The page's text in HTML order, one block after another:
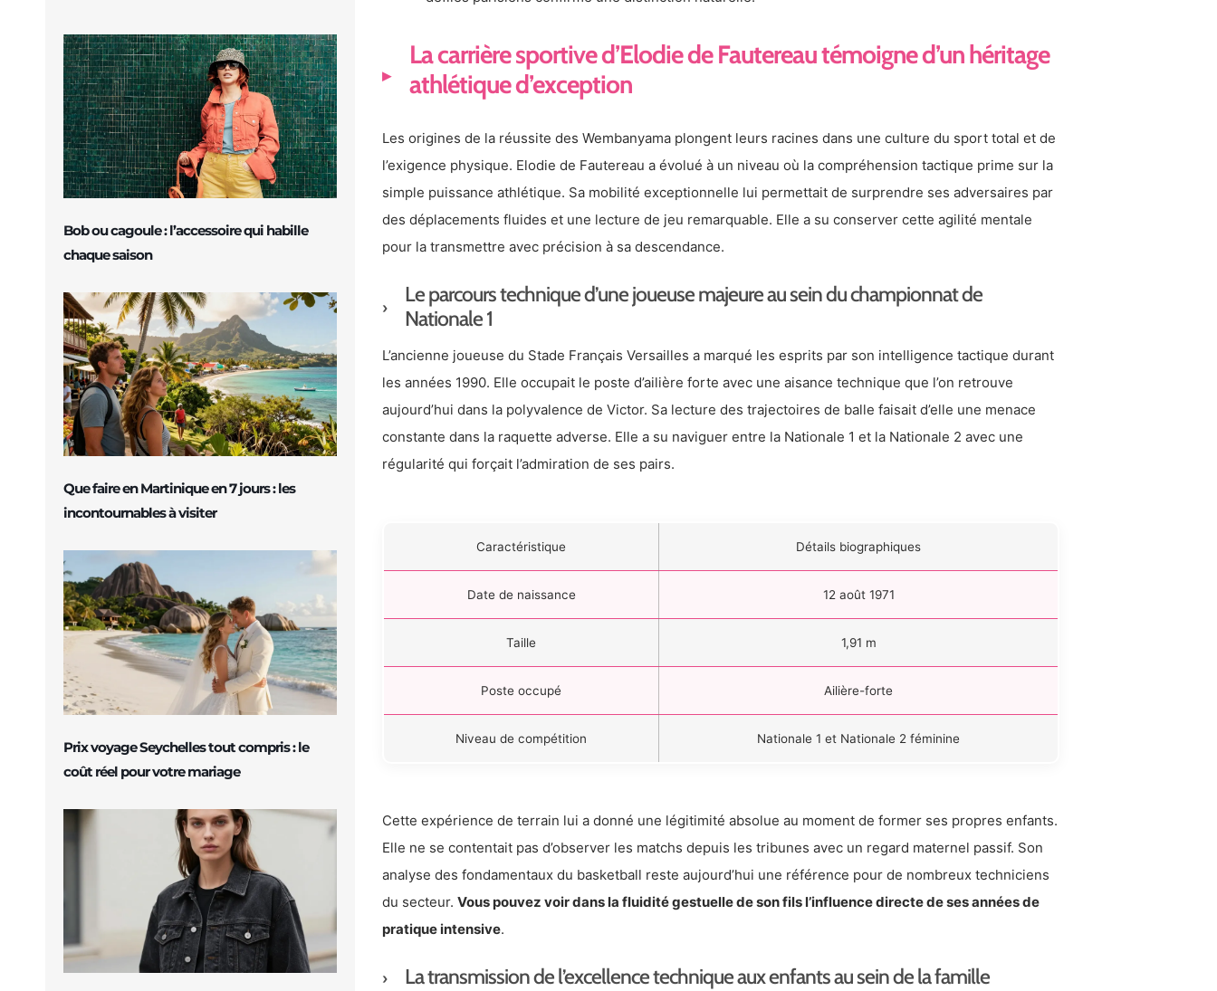
Bob ou cagoule : l’accessoire qui habille
chaque saison
Que faire en Martinique en 7 jours : les
incontournables à visiter
Prix voyage Seychelles tout compris : le
coût réel pour votre mariage
La carrière sportive d’Elodie de Fautereau témoigne d’un héritage
athlétique d’exception
Les origines de la réussite des Wembanyama plongent leurs racines dans une culture du sport total et de
l’exigence physique. Elodie de Fautereau a évolué à un niveau où la compréhension tactique prime sur la
simple puissance athlétique. Sa mobilité exceptionnelle lui permettait de surprendre ses adversaires par
des déplacements fluides et une lecture de jeu remarquable. Elle a su conserver cette agilité mentale
pour la transmettre avec précision à sa descendance.
Le parcours technique d’une joueuse majeure au sein du championnat de
Nationale 1
L’ancienne joueuse du Stade Français Versailles a marqué les esprits par son intelligence tactique durant
les années 1990. Elle occupait le poste d’ailière forte avec une aisance technique que l’on retrouve
aujourd’hui dans la polyvalence de Victor. Sa lecture des trajectoires de balle faisait d’elle une menace
constante dans la raquette adverse. Elle a su naviguer entre la Nationale 1 et la Nationale 2 avec une
régularité qui forçait l’admiration de ses pairs.
Caractéristique Détails biographiques
Date de naissance 12 août 1971
Taille 1,91 m
Poste occupé Ailière-forte
Niveau de compétition Nationale 1 et Nationale 2 féminine
Cette expérience de terrain lui a donné une légitimité absolue au moment de former ses propres enfants.
Elle ne se contentait pas d’observer les matchs depuis les tribunes avec un regard maternel passif. Son
analyse des fondamentaux du basketball reste aujourd’hui une référence pour de nombreux techniciens
du secteur. Vous pouvez voir dans la fluidité gestuelle de son fils l’influence directe de ses années de
pratique intensive.
La transmission de l’excellence technique aux enfants au sein de la famille